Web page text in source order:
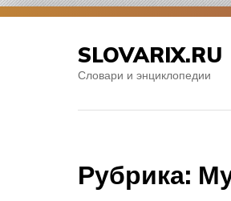
Skip
SLOVARIX.RU
Словари и энциклопедии
Рубрика: